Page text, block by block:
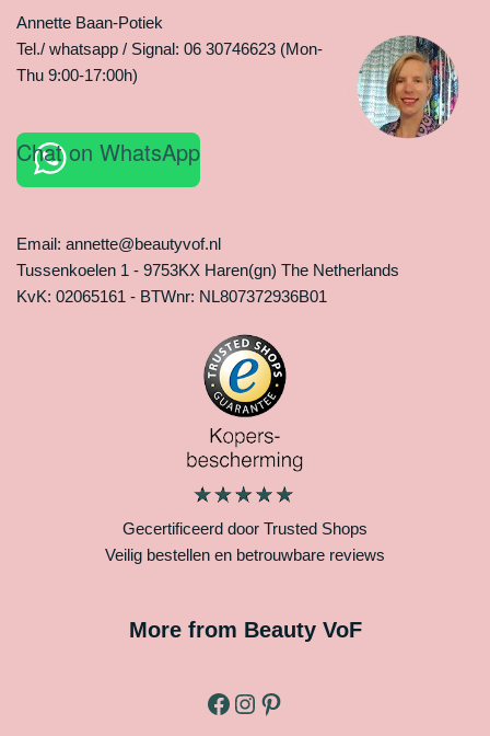
Annette Baan-Potiek
Tel./ whatsapp / Signal: 06 30746623 (Mon-
Thu 9:00-17:00h)
Chat on WhatsApp
Email: annette@beautyvof.nl
Tussenkoelen 1 - 9753KX Haren(gn) The Netherlands
KvK: 02065161 - BTWnr: NL807372936B01
Gecertificeerd door Trusted Shops
Veilig bestellen en betrouwbare reviews
More from Beauty VoF